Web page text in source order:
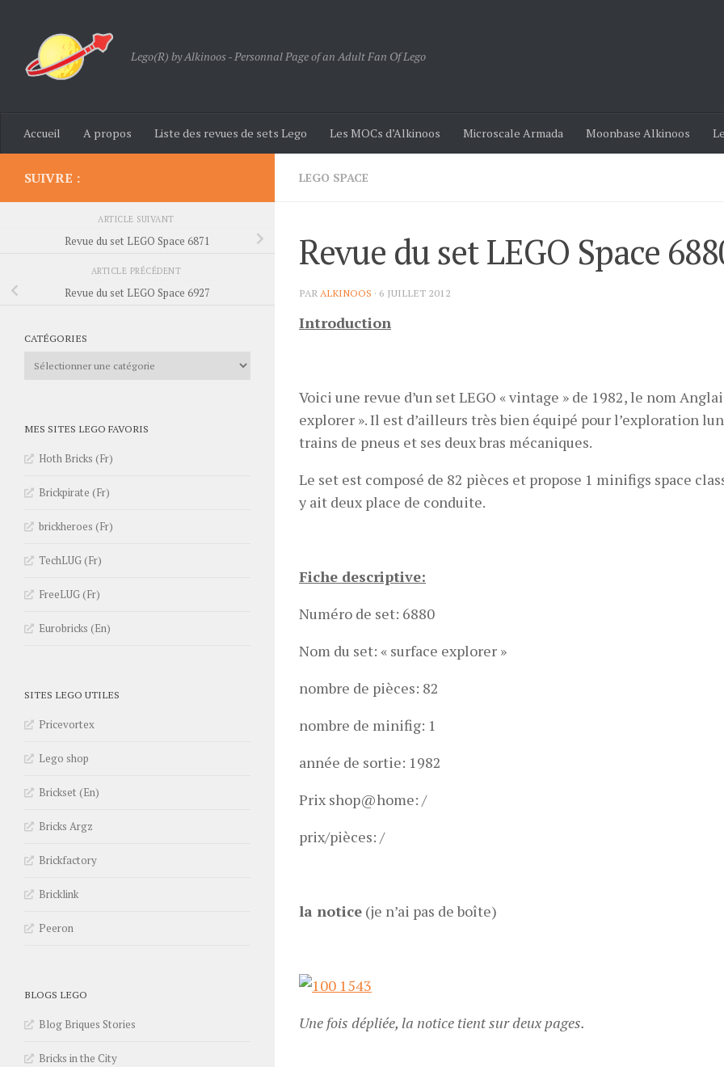
Lego(R) by Alkinoos - Personnal Page of an Adult Fan Of Lego
Accueil A propos Liste des revues de sets Lego Les MOCs d’Alkinoos Microscale Armada Moonbase Alkinoos
LEGO SPACE
Revue du set LEGO Space
PARALKINOOS · 6 JUILLET 2012
Introduction
Voici une revue d’un set LEGO « vintage » de 1982, le nom
explorer ». Il est d’ailleurs très bien équipé pour l’exploration
trains de pneus et ses deux bras mécaniques.
Le set est composé de 82 pièces et propose 1 minifigs space
y ait deux place de conduite.
Fiche descriptive:
Numéro de set: 6880
Nom du set: « surface explorer »
nombre de pièces: 82
nombre de minifig: 1
année de sortie: 1982
Prix shop@home: /
prix/pièces: /
la notice (je n’ai pas de boîte)
Une fois dépliée, la notice tient sur deux pages.
SUIVRE :
ARTICLE SUIVANT
Revue du set LEGO Space 6871
ARTICLE PRÉCÉDENT
Revue du set LEGO Space 6927
CATÉGORIES
Catégories
MES SITES LEGO FAVORIS
Hoth Bricks (Fr)
Brickpirate (Fr)
brickheroes (Fr)
TechLUG (Fr)
FreeLUG (Fr)
Eurobricks (En)
SITES LEGO UTILES
Pricevortex
Lego shop
Brickset (En)
Bricks Argz
Brickfactory
Bricklink
Peeron
BLOGS LEGO
Blog Briques Stories
Bricks in the City